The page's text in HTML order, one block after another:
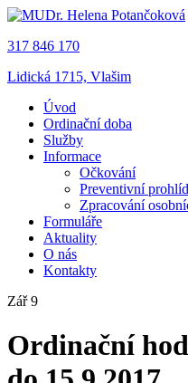
317 846 170
Lidická 1715, Vlašim
Úvod
Ordinační doba
Služby
Informace
Očkování
Preventivní
Zpracování
Formuláře
Aktuality
O nás
Kontakty
Zář 9
Ordinační